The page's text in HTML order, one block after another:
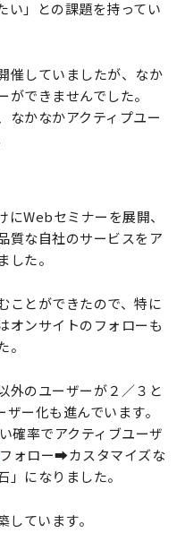
い」との課題を持ってい
催していましたが、なか
できませんでした。
なかなかアクティプユー
Webセミナーを展開、
質な自社のサービスをア
した。
ことができたので、特に
オンサイトのフォローも
外のユーザーが２／３と
ー化も進んでいます。
確率でアクティブユーザ
フォロー➡︎カスタマイズな
になりました。
ています。